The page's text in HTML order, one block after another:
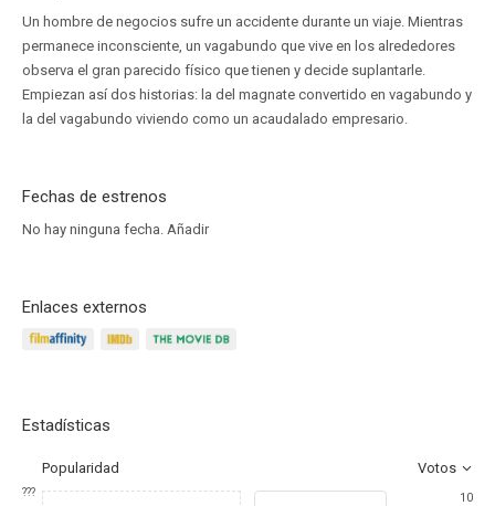
Un hombre de negocios sufre un accidente durante un viaje. Mientras
permanece inconsciente, un vagabundo que vive en los alrededores
observa el gran parecido físico que tienen y decide suplantarle.
Empiezan así dos historias: la del magnate convertido en vagabundo y
la del vagabundo viviendo como un acaudalado empresario.
Fechas de estrenos
No hay ninguna fecha. Añadir
Enlaces externos
Estadísticas
Popularidad Votos
???
10